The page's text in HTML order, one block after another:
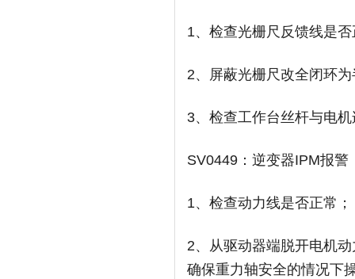
1、检查光栅尺反馈线是
2、屏蔽光栅尺改全闭环
3、检查工作台丝杆与电
SV0449：逆变器IPM报警
1、检查动力线是否正常；
2、从驱动器端脱开电机
确保重力轴安全的情况下